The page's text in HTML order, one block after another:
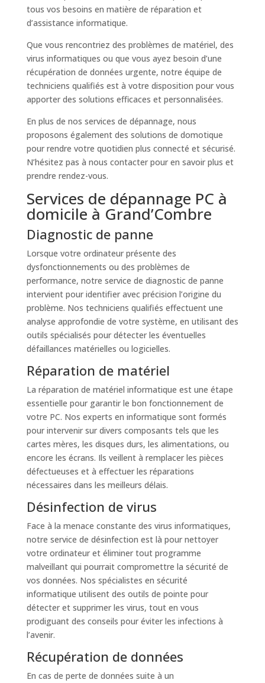
tous vos besoins en matière de réparation et
d’assistance informatique.
Que vous rencontriez des problèmes de matériel, des
virus informatiques ou que vous ayez besoin d’une
récupération de données urgente, notre équipe de
techniciens qualifiés est à votre disposition pour vous
apporter des solutions efficaces et personnalisées.
En plus de nos services de dépannage, nous
proposons également des solutions de domotique
pour rendre votre quotidien plus connecté et sécurisé.
N’hésitez pas à nous contacter pour en savoir plus et
prendre rendez-vous.
Services de dépannage PC à
domicile à Grand’Combre
Diagnostic de panne
Lorsque votre ordinateur présente des
dysfonctionnements ou des problèmes de
performance, notre service de diagnostic de panne
intervient pour identifier avec précision l’origine du
problème. Nos techniciens qualifiés effectuent une
analyse approfondie de votre système, en utilisant des
outils spécialisés pour détecter les éventuelles
défaillances matérielles ou logicielles.
Réparation de matériel
La réparation de matériel informatique est une étape
essentielle pour garantir le bon fonctionnement de
votre PC. Nos experts en informatique sont formés
pour intervenir sur divers composants tels que les
cartes mères, les disques durs, les alimentations, ou
encore les écrans. Ils veillent à remplacer les pièces
défectueuses et à effectuer les réparations
nécessaires dans les meilleurs délais.
Désinfection de virus
Face à la menace constante des virus informatiques,
notre service de désinfection est là pour nettoyer
votre ordinateur et éliminer tout programme
malveillant qui pourrait compromettre la sécurité de
vos données. Nos spécialistes en sécurité
informatique utilisent des outils de pointe pour
détecter et supprimer les virus, tout en vous
prodiguant des conseils pour éviter les infections à
l’avenir.
Récupération de données
En cas de perte de données suite à un